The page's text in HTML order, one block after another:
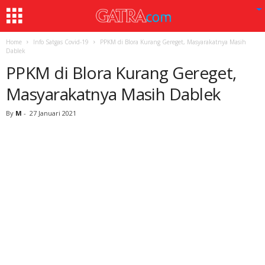
Home Info Satgas Covid-19
PPKM di Blora Kurang Gereget, Masyarakatnya Masih
Dablek
PPKM di Blora Kurang Gereget,
Masyarakatnya Masih Dablek
By M - 27 Januari 2021